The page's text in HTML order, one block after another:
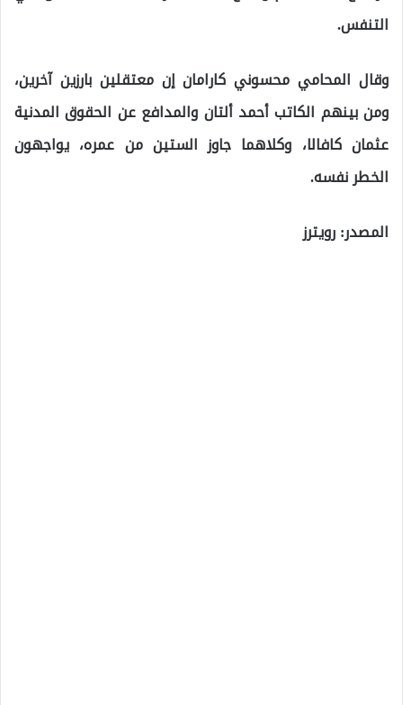
التنفس.
وقال المحامي محسوني كارامان إن معتقلين بارزين آخرين،
ومن بينهم الكاتب أحمد ألتان والمدافع عن الحقوق المدنية
عثمان كافالا، وكلاهما جاوز الستين من عمره، يواجهون
الخطر نفسه.
المصدر: رويترز